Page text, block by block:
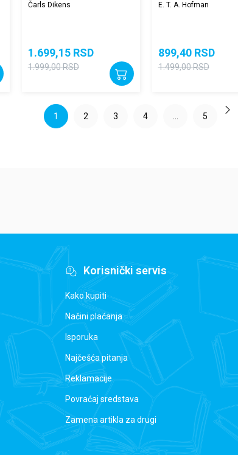
Čarls Dikens
1.699,15 RSD
1.999,00RSD
E. T. A. Hofman
899,40 RSD
1.499,00RSD
1 2 3 4 ... 5
Korisnički servis
Kako kupiti
Načini plaćanja
Isporuka
Najčešća pitanja
Reklamacije
Povraćaj sredstava
Zamena artikla za drugi